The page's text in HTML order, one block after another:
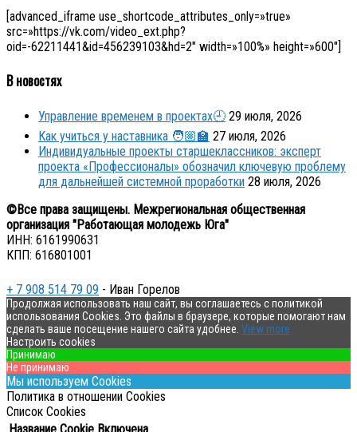
[advanced_iframe use_shortcode_attributes_only=»true»
src=»https://vk.com/video_ext.php?
oid=-62211441&id=456239103&hd=2″ width=»100%» height=»600″]
В новостях
Управление временем в проектах🕘 29 июля, 2026
Как учиться у наставника 🧑🏼‍🏫 27 июля, 2026
Индивидуальные проекты старшеклассников: эксперт
проекта «Профессионалы» обозначил ключевую проблему
для дальнейшей системной проработки 28 июля, 2026
©Все права защищены. Межрегиональная общественная
организация "Работающая молодежь Юга"
ИНН: 6161990631
КПП: 616801001
+ 7 908 514 79 09 - Иван Горелов
Продолжая использовать наш сайт, вы соглашаетесь с политикой
использования Cookies. Это файлы в браузере, которые помогают нам
сделать ваше посещение нашего сайта удобнее. View more
Настроить cookies
Принимаю
Не принимаю
Мы используем Cookies
Политика в отношении Cookies
Список Cookies